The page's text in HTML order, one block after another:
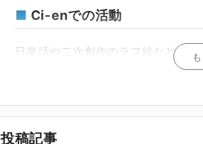
Ci-enでの活動
日常話や二次創作のラフ絵など。
投稿記事